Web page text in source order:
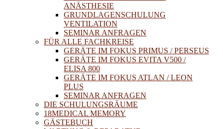
ANÄSTHESIE
GRUNDLAGENSCHULUNG
VENTILATION
SEMINAR ANFRAGEN
FÜR ALLE FACHKREISE
GERÄTE IM FOKUS PRIMUS / PERSEUS
GERÄTE IM FOKUS EVITA V500 /
ELISA 800
GERÄTE IM FOKUS ATLAN / LEON
PLUS
SEMINAR ANFRAGEN
DIE SCHULUNGSRÄUME
18MEDICAL MEMORY
GÄSTEBUCH